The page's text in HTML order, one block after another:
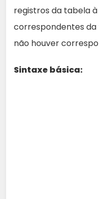
registros da tabela
correspondentes da
não houver
Sintaxe básica: